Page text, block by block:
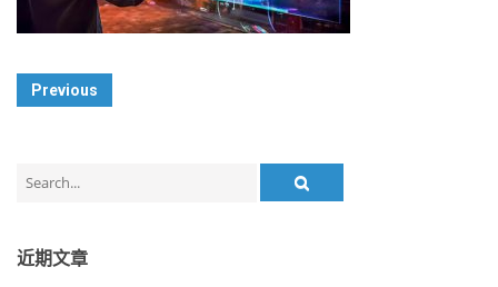
Post
Navigation
Previous
for:
近期文章